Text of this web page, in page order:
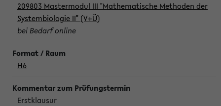
209803 Mastermodul III "Mathematische Methoden der
Systembiologie II" (V+Ü)
bei Bedarf online
H6
Erstklausur